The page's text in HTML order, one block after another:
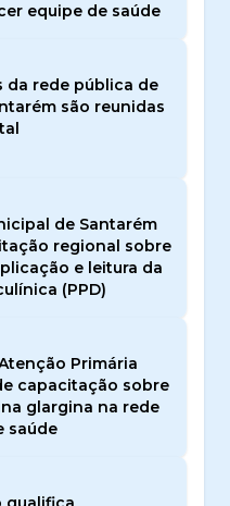
equipe de saúde
da rede pública de
são reunidas
de Santarém
regional sobre
e leitura da
(PPD)
Primária
capacitação sobre
glargina na rede
saúde